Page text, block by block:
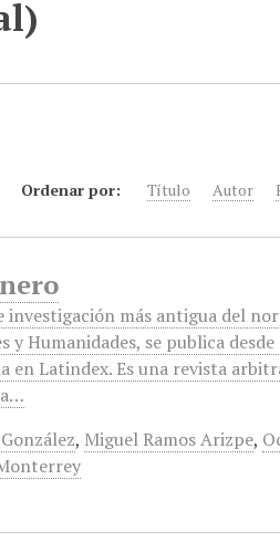
Ordenar por: Título Autor
investigación más antigua del
y Humanidades, se publica
en Latindex. Es una revista
, Miguel Ramos Arizpe,